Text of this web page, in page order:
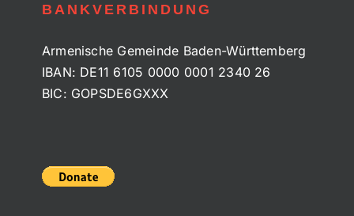
BANKVERBINDUNG
Armenische Gemeinde Baden-Württemberg
IBAN: DE11 6105 0000 0001 2340 26
BIC: GOPSDE6GXXX